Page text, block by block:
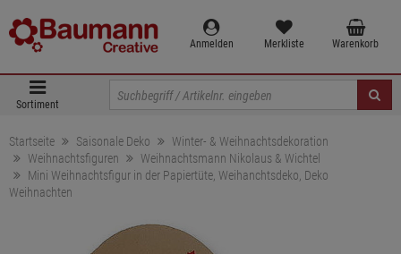
Anmelden Merkliste Warenkorb
Sortiment
Startseite Saisonale Deko
Winter- & Weihnachtsdekoration
Weihnachtsfiguren
Weihnachtsmann Nikolaus & Wichtel
Mini Weihnachtsfigur in der Papiertüte, Weihanchtsdeko, Deko
Weihnachten